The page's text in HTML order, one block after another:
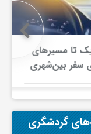
تا مسیرهای
سفر بین‌شهری
گردشگری